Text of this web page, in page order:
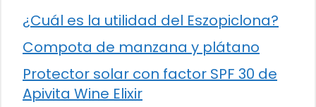
¿Cuál es la utilidad del Eszopiclona?
Compota de manzana y plátano
Protector solar con factor SPF 30 de
Apivita Wine Elixir